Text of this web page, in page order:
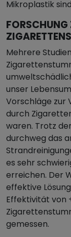
Mikroplastik
FORSCHUNG
Mehrere
unser
Vorschläge zur
durch
waren. Trotz
durchweg das
es sehr
erreichen. Der
effektive
Effektivität von
gemessen.